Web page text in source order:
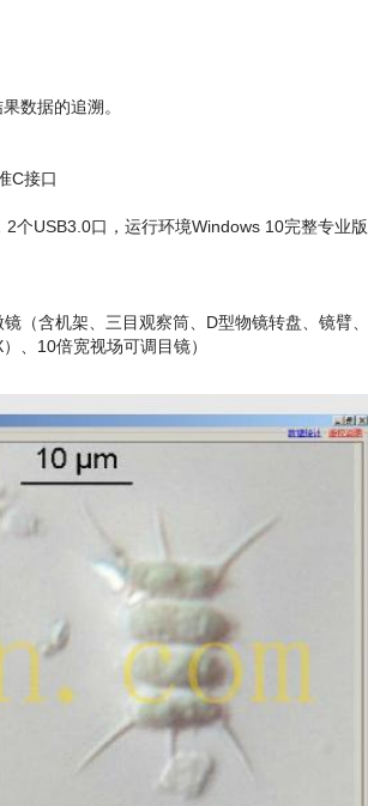
数据的追溯。
C接口
个USB3.0口，运行环境Windows 10完整专业版
（含机架、三目观察筒、D型物镜转盘、镜臂、
、10倍宽视场可调目镜）